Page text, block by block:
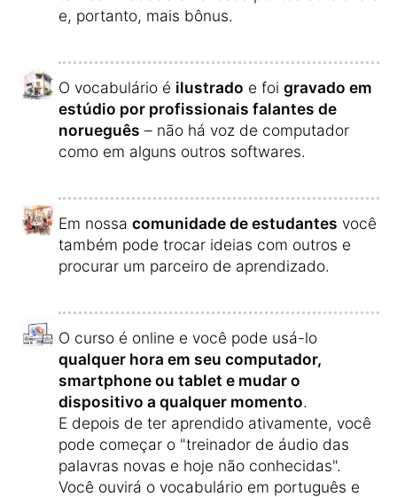
e, portanto, mais bônus.
O vocabulário é ilustrado e foi gravado em
estúdio por profissionais falantes de
norueguês – não há voz de computador
como em alguns outros softwares.
Em nossa comunidade de estudantes você
também pode trocar ideias com outros e
procurar um parceiro de aprendizado.
O curso é online e você pode usá-lo
qualquer hora em seu computador,
smartphone ou tablet e mudar o
dispositivo a qualquer momento.
E depois de ter aprendido ativamente, você
pode começar o "treinador de áudio das
palavras novas e hoje não conhecidas".
Você ouvirá o vocabulário em português e